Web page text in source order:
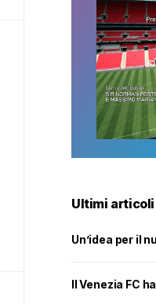
Ultimi articoli
Un’idea per il
Il Venezia FC